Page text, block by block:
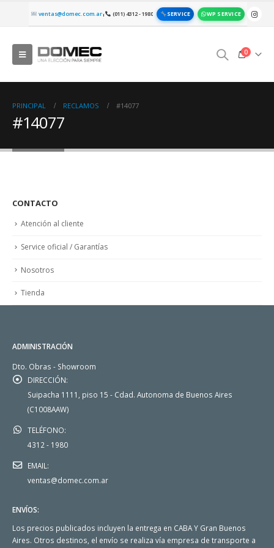
ventas@domec.com.ar| (011) 4312 - 1980 SERVICE WP SERVICE
0
PRINCIPAL RECLAMOS #14077
#14077
CONTACTO
Atención al cliente
Service oficial / Garantías
Nosotros
Tienda
ADMINISTRACIÓN
Dto. Obras - Showroom
DIRECCIÓN:
Suipacha 1111, piso 15 - Cdad. Autonoma de Buenos Aires
(C1008AAW)
TELÉFONO:
4312 - 1980
EMAIL:
ventas@domec.com.ar
ENVÍOS:
Los precios publicados incluyen la entrega en CABA Y Gran Buenos
Aires. Otros destinos, el envío se realiza vía empresa de transporte a